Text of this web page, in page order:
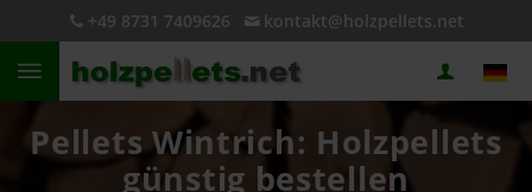
+49 8731 7409626 kontakt@holzpellets.net
Pellets Wintrich: Holzpellets
günstig bestellen